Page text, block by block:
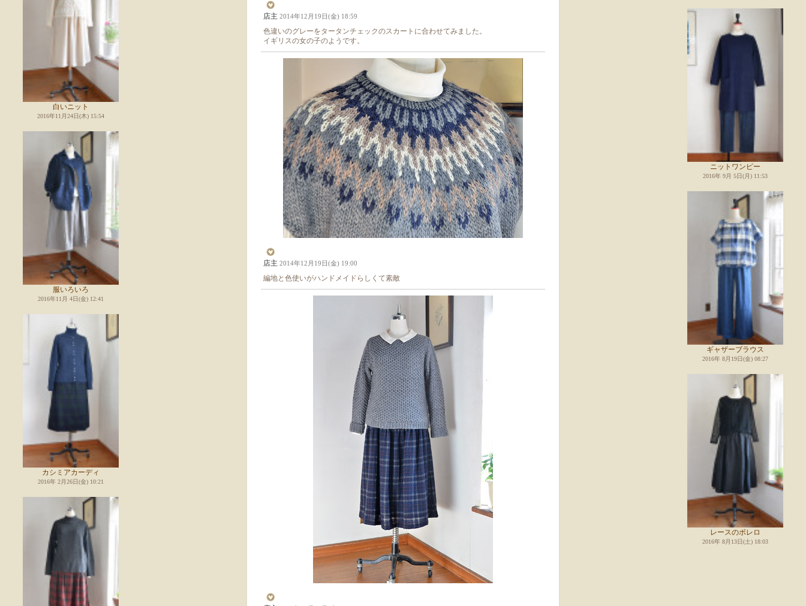
白いニット
2016年11月24日(木) 15:54
服いろいろ
2016年11月 4日(金) 12:41
カシミアカーディ
2016年 2月26日(金) 10:21
店主 2014年12月19日(金) 18:59
色違いのグレーをタータンチェックのスカートに合わせてみました。
イギリスの女の子のようです。
店主 2014年12月19日(金) 19:00
編地と色使いがハンドメイドらしくて素敵
ニットワンピー
2016年 9月 5日(月) 11:53
ギャザーブラウス
2016年 8月19日(金) 08:27
レースのボレロ
2016年 8月13日(土) 18:03